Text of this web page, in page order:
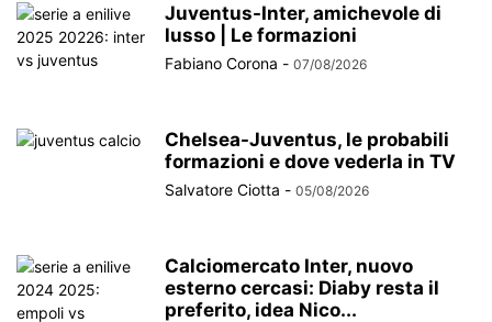
Juventus-Inter, amichevole di
lusso | Le formazioni
Fabiano Corona - 07/08/2026
Chelsea-Juventus, le probabili
formazioni e dove vederla in TV
Salvatore Ciotta - 05/08/2026
Calciomercato Inter, nuovo
esterno cercasi: Diaby resta il
preferito, idea Nico...